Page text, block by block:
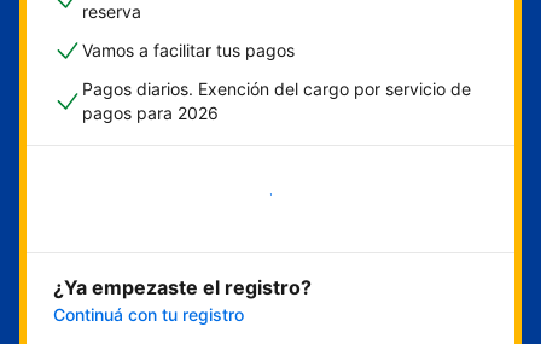
reserva
Vamos a facilitar tus pagos
Pagos diarios. Exención del cargo por servicio de
pagos para 2026
Empezar ahora
¿Ya empezaste el registro?
Continuá con tu registro